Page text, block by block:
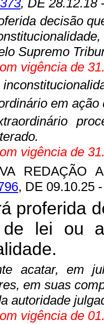
decisão
Supremo
vigência de
em
vigência de
, DE 09.10.25
proferida
lei ou
acatar, em
em suas
autoridade
vigência de